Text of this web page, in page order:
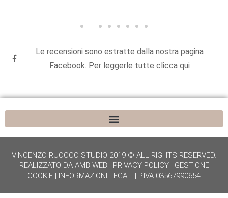
Le recensioni sono estratte dalla nostra pagina
Facebook. Per leggerle tutte clicca qui
VINCENZO RUOCCO STUDIO 2019 © ALL RIGHTS RESERVED.
REALIZZATO DA AMB WEB PRIVACY POLICY| GESTIONE
COOKIE
INFORMAZIONI LEGALI | P.IVA 03567990654